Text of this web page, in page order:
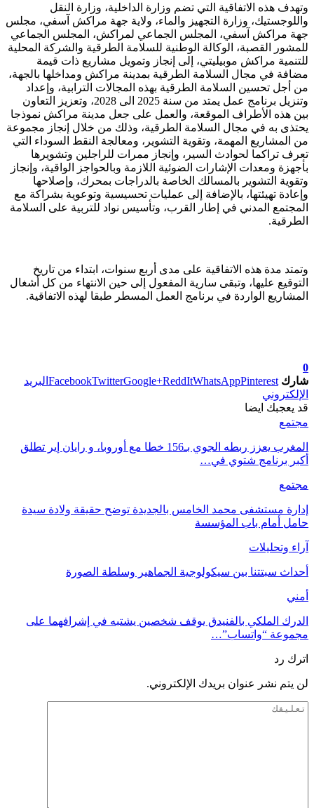
وتهدف هذه الاتفاقية التي تضم وزارة الداخلية، وزارة النقل
واللوجستيك، وزارة التجهيز والماء، ولاية جهة مراكش آسفي، مجلس
جهة مراكش آسفي، المجلس الجماعي لمراكش، المجلس الجماعي
للمشور القصبة، الوكالة الوطنية للسلامة الطرقية والشركة المحلية
للتنمية مراكش موبيليتي، إلى إنجاز وتمويل مشاريع ذات قيمة
مضافة في مجال السلامة الطرقية بمدينة مراكش ومداخلها بالجهة،
من أجل تحسين السلامة الطرقية بهذه المجالات الترابية، وإعداد
وتنزيل برنامج عمل يمتد من سنة 2025 الى 2028، وتعزيز التعاون
بين هذه الأطراف الموقعة، والعمل على جعل مدينة مراكش نموذجا
يحتذى به في مجال السلامة الطرقية، وذلك من خلال إنجاز مجموعة
من المشاريع المهمة، وتقوية التشوير، ومعالجة النقط السوداء التي
تعرف تراكما لحوادث السير، وإنجاز ممرات للراجلين وتشويرها
بأجهزة ومعدات الإشارات الضوئية اللازمة وبالحواجز الواقية، وإنجاز
وتقوية التشوير بالمسالك الخاصة بالدراجات بمحرك، وإصلاحها
وإعادة تهيئتها، بالإضافة إلى عمليات تحسيسية وتوعوية بشراكة مع
المجتمع المدني في إطار القرب، وتأسيس نواد للتربية على السلامة
الطرقية.
وتمتد مدة هذه الاتفاقية على مدى أربع سنوات، ابتداء من تاريخ
التوقيع عليها، وتبقى سارية المفعول إلى حين الانتهاء من كل أشغال
المشاريع الواردة في برنامج العمل المسطر طبقا لهذه الاتفاقية.
0
شارك
FacebookTwitterGoogle+ReddItWhatsAppPinterest
البريد
الإلكتروني
قد يعجبك ايضا
مجتمع
المغرب يعزز ربطه الجوي بـ156 خطا مع أوروبا، و رايان إير تطلق
أكبر برنامج شتوي في…
مجتمع
إدارة مستشفى محمد الخامس بالجديدة توضح حقيقة ولادة سيدة
حامل أمام باب المؤسسة
آراء وتحليلات
أحداث سبتتنا بين سيكولوجية الجماهير وسلطة الصورة
أمني
الدرك الملكي بالفنيدق يوقف شخصين يشتبه في إشرافهما على
مجموعة “واتساب”…
اترك رد
لن يتم نشر عنوان بريدك الإلكتروني.